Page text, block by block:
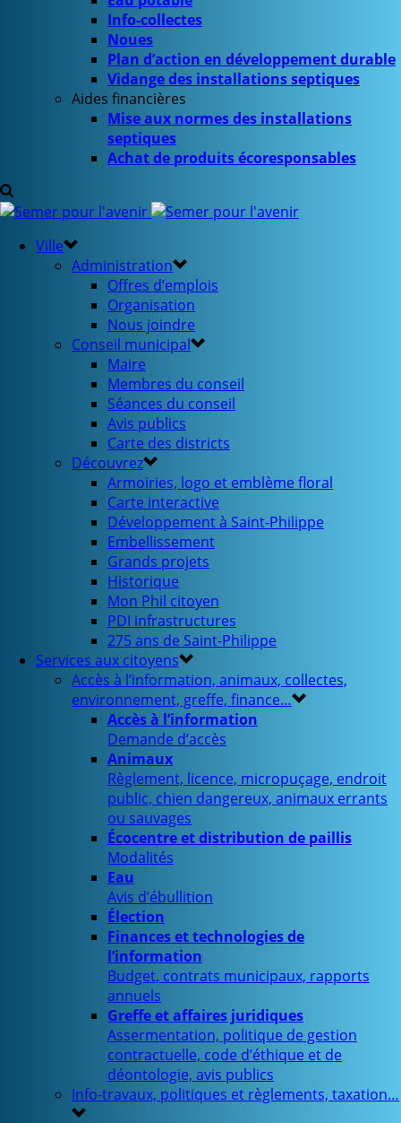
Info-collectes
Noues
Plan d’action en développement durable
Vidange des installations septiques
Aides financières
Mise aux normes des installations
septiques
Achat de produits écoresponsables
Ville
Administration
Offres d’emplois
Organisation
Nous joindre
Conseil municipal
Maire
Membres du conseil
Séances du conseil
Avis publics
Carte des districts
Découvrez
Armoiries, logo et emblème floral
Carte interactive
Développement à Saint-Philippe
Embellissement
Grands projets
Historique
Mon Phil citoyen
PDI infrastructures
275 ans de Saint-Philippe
Services aux citoyens
Accès à l’information, animaux, collectes,
environnement, greffe, finance…
Accès à l’information
Demande d’accès
Animaux
Règlement, licence, micropuçage, endroit
public, chien dangereux, animaux errants
ou sauvages
Écocentre et distribution de paillis
Modalités
Eau
Avis d’ébullition
Élection
Finances et technologies de
l’information
Budget, contrats municipaux, rapports
annuels
Greffe et affaires juridiques
Assermentation, politique de gestion
contractuelle, code d’éthique et de
déontologie, avis publics
Info-travaux, politiques et règlements, taxation…